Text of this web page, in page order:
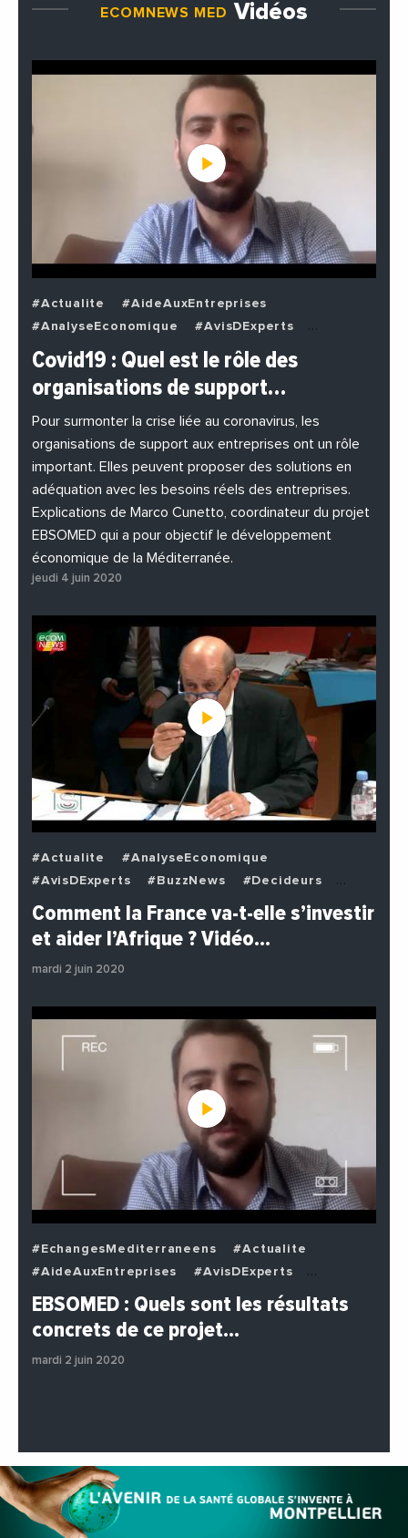
ECOMNEWS MED Vidéos
#Actualite
#AideAuxEntreprises
#AnalyseEconomique
#AvisDExperts
#BuzzNews
#Decideurs
#EchangesMediterraneens
#Economie
#EnDirectDe
#Entreprises
#Institutions
#PhotosEtVideos
Covid19 : Quel est le rôle des
organisations de support…
Pour surmonter la crise liée au coronavirus, les
organisations de support aux entreprises ont un rôle
important. Elles peuvent proposer des solutions en
adéquation avec les besoins réels des entreprises.
Explications de Marco Cunetto, coordinateur du projet
EBSOMED qui a pour objectif le développement
économique de la Méditerranée.
jeudi 4 juin 2020
#Actualite
#AnalyseEconomique
#AvisDExperts
#BuzzNews
#Decideurs
#EchangesMediterraneens
#Economie
#Politique
Comment la France va-t-elle s’investir
et aider l’Afrique ? Vidéo…
mardi 2 juin 2020
#EchangesMediterraneens
#Actualite
#AideAuxEntreprises
#AvisDExperts
#BuzzNews
#Decideurs
#Entreprises
#Institutions
EBSOMED : Quels sont les résultats
concrets de ce projet…
mardi 2 juin 2020